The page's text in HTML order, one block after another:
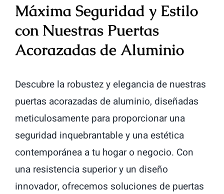
Máxima Seguridad y Estilo
con Nuestras Puertas
Acorazadas de Aluminio
Descubre la robustez y elegancia de nuestras
puertas acorazadas de aluminio, diseñadas
meticulosamente para proporcionar una
seguridad inquebrantable y una estética
contemporánea a tu hogar o negocio. Con
una resistencia superior y un diseño
innovador, ofrecemos soluciones de puertas